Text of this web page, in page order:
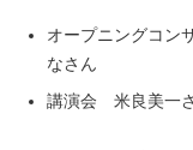
オープニングコン
なさん
講演会 米良美一さ